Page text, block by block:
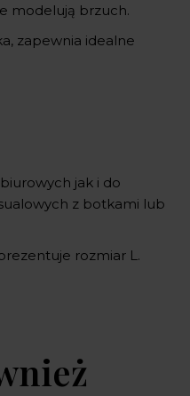
modelują brzuch.
zapewnia idealne
jak i do
z botkami lub
rozmiar L.